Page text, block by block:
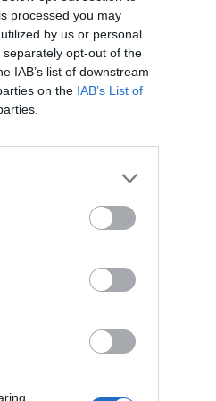
processed you may
by us or personal
opt-out of the
IAB’s list of downstream
on the IAB’s List of
MOTOMAIS
Indian
anos de
Contacto
As novas Indian Scout
inspirado na história